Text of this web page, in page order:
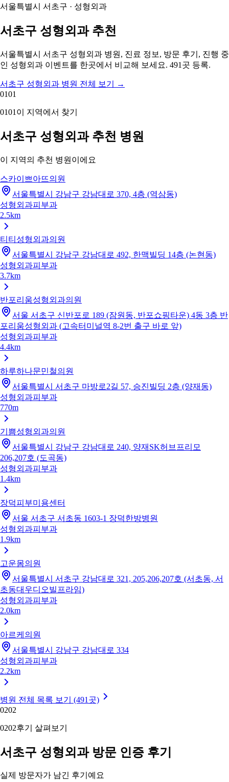
서울특별시 서초구 · 성형외과
서초구 성형외과 추천
서울특별시 서초구 성형외과 병원, 진료 정보, 방문 후기, 진행 중
인 성형외과 이벤트를 한곳에서 비교해 보세요. 491곳 등록.
서초구 성형외과 병원 전체 보기
→
0101
0101 이 지역에서 찾기
서초구 성형외과 추천 병원
이 지역의 추천 병원이에요
스카이쁘아뜨의원
서울특별시 강남구 강남대로 370, 4층 (역삼동)
성형외과피부과
2.5km
티티성형외과의원
서울특별시 강남구 강남대로 492, 한맥빌딩 14층 (논현동)
성형외과피부과
3.7km
반포리움성형외과의원
서울 서초구 신반포로 189 (잠원동, 반포쇼핑타운) 4동 3층 반
포리움성형외과 (고속터미널역 8-2번 출구 바로 앞)
성형외과피부과
4.4km
하루하나문민철의원
서울특별시 서초구 마방로2길 57, 승진빌딩 2층 (양재동)
성형외과피부과
770m
기쁨성형외과의원
서울특별시 강남구 강남대로 240, 양재SK허브프리모
206,207호 (도곡동)
성형외과피부과
1.4km
장덕피부미용센터
서울 서초구 서초동 1603-1 장덕한방병원
성형외과피부과
1.9km
고운몸의원
서울특별시 서초구 강남대로 321, 205,206,207호 (서초동, 서
초동대우디오빌프라임)
성형외과피부과
2.0km
아르케의원
서울특별시 강남구 강남대로 334
성형외과피부과
2.2km
병원 전체 목록 보기 (491곳)
0202
0202후기 살펴보기
서초구 성형외과 방문 인증 후기
실제 방문자가 남긴 후기예요